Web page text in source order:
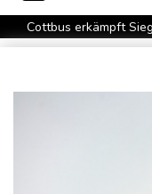
Cottbus erkämpft
Überragender Zoma
Flugstreichungen
Nächster
Verkehrsminister